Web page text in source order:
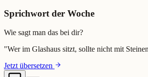
Sprichwort der Woche
Wie sagt man das bei dir?
"Wer im Glashaus sitzt, sollte nicht mit
Jetzt übersetzen